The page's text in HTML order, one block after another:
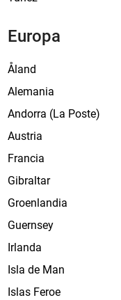
Europa
Åland
Alemania
Andorra (La Poste)
Austria
Francia
Gibraltar
Groenlandia
Guernsey
Irlanda
Isla de Man
Islas Feroe